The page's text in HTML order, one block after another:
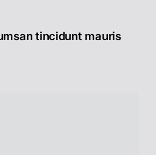
tincidunt mauris